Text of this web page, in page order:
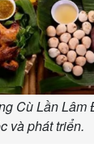
Cù Lần Lâm
và phát triển.